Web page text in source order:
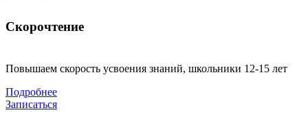
Скорочтение
Повышаем скорость усвоения знаний, школьники 12-15 лет
Подробнее
Записаться